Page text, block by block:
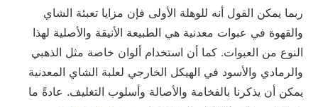
ربما يمكن القول أنه للوهلة الأولى فإن مزايا تعبئة الشاي
والقهوة في عبوات معدنية هي الطبيعة الأنيقة والأصلية لهذا
النوع من العبوات. كما أن استخدام ألوان خاصة مثل الذهبي
والرمادي والأسود في الهيكل الخارجي لعلبة الشاي المعدنية
يمكن أن يذكرنا بالفخامة والأصالة وأسلوب التغليف. عادةً ما